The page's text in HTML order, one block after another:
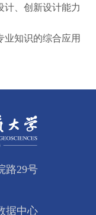
计、创新设计能力
业知识的综合应用
路29号
据中心